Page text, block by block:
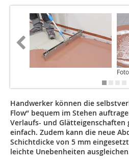
Handwerker können die
Flow“ bequem im Stehen
Verlaufs- und Glätteigenschaften
einfach. Zudem kann die neue
Schichtdicke von 5 mm
leichte Unebenheiten